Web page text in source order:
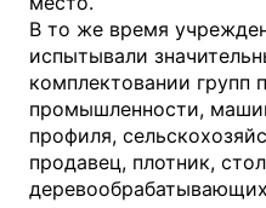
В то же время
испытывали
комплектовании групп
промышленности,
профиля,
продавец, плотник,